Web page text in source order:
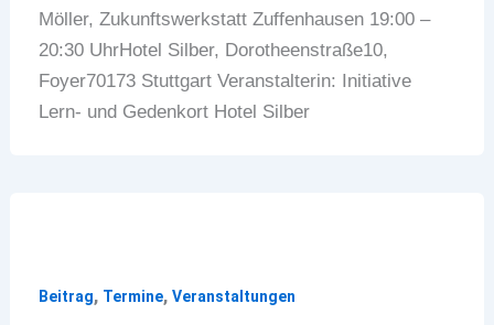
Möller, Zukunftswerkstatt Zuffenhausen 19:00 –
20:30 UhrHotel Silber, Dorotheenstraße10,
Foyer70173 Stuttgart Veranstalterin: Initiative
Lern- und Gedenkort Hotel Silber
Beitrag, Termine, Veranstaltungen